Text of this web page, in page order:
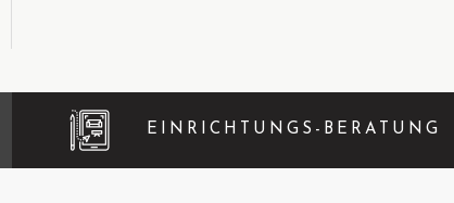
EINRICHTUNGS-BERATUNG